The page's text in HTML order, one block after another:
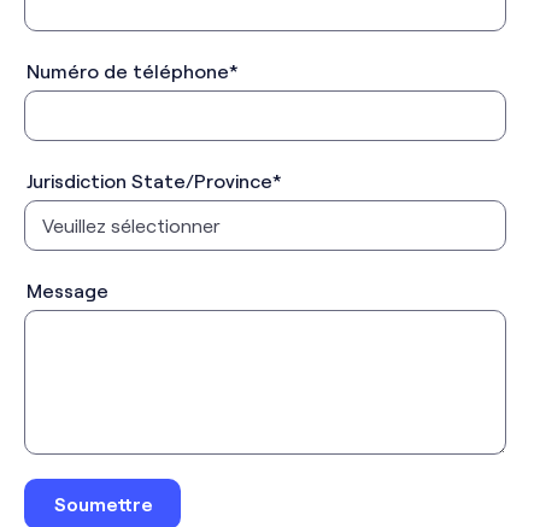
Numéro de téléphone*
Jurisdiction State/Province*
Message